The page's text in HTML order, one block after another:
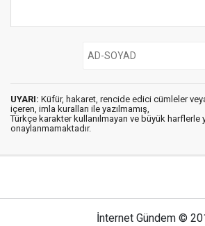
UYARI: Küfür, hakaret, rencide edici cümleler
içeren, imla kuralları ile yazılmamış,
Türkçe karakter kullanılmayan ve büyük harflerle
onaylanmamaktadır.
İnternet Gündem ©